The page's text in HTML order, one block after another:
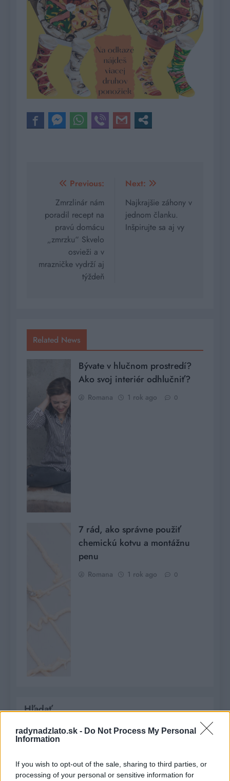
radynadzlato.sk - Do Not Process My Personal
Information
If you wish to opt-out of the sale, sharing to third parties, or
processing of your personal or sensitive information for
Navigácia
článku
Previous:
Zmrzlinár nám
poradil recept na
pravú domácu
„zmrzku“ Skvelo
osvieži a v
mrazničke vydrží aj
týždeň
Next:
Najkrajšie záhony v
jednom članku.
Inšpirujte sa aj vy
Related News
Bývate v hlučnom prostredí?
Ako svoj interiér odhlučniť?
Romana 1 rok ago 0
7 rád, ako správne použiť
chemickú kotvu a montážnu
penu
Romana 1 rok ago 0
Hľadať
HĽADAŤ
Recent Posts